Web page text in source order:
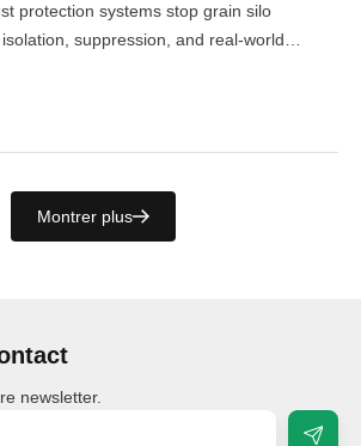
protection systems stop grain silo
suppression, and real-world
Montrer plus
newsletter.